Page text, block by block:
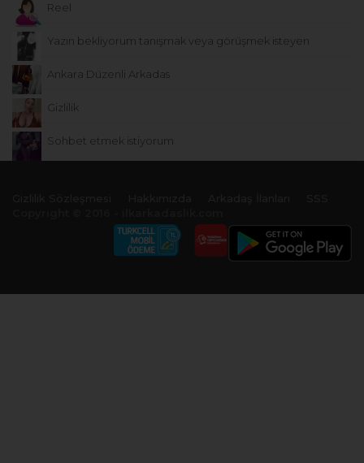
Reel
Yazın bekliyorum tanışmak veya görüşmek isteyen
Ankara Düzenli Arkadas
Gizlilik
Sohbet etmek istiyorum